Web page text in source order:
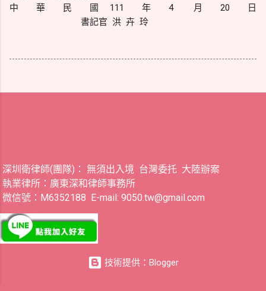
中 華 民 國 111 年 4 月 20 日
書記官 洪 卉 玲
深圳衛律師(團隊)： 無須出入境 台灣委托 大陸辦案
執業律所：廣東深和律師事務所
微信號：M6352188 E-mail: 9050.tw@gmail.com
技術提供：Blogger